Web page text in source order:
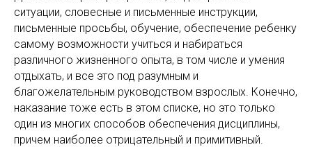
ситуации, словесные и письменные инструкции,
письменные просьбы, обучение, обеспечение ребенку
самому возможности учиться и набираться
различного жизненного опыта, в том числе и умения
отдыхать, и все это под разумным и
благожелательным руководством взрослых. Конечно,
наказание тоже есть в этом списке, но это только
один из многих способов обеспечения дисциплины,
причем наиболее отрицательный и примитивный.